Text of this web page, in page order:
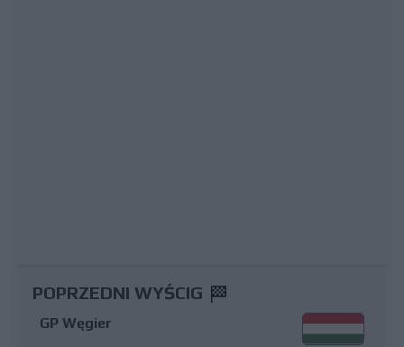
POPRZEDNI WYŚCIG
GP Węgier